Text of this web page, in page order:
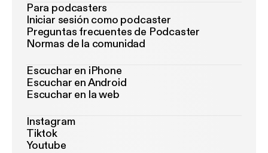
Para podcasters
Iniciar sesión como podcaster
Preguntas frecuentes de Podcaster
Normas de la comunidad
Escuchar en iPhone
Escuchar en Android
Escuchar en la web
Instagram
Tiktok
Youtube